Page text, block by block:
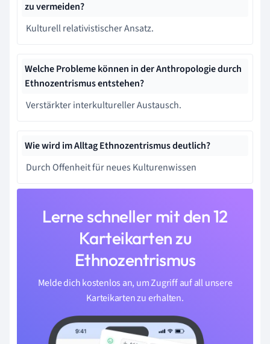
zu vermeiden?
Kulturell relativistischer Ansatz.
Welche Probleme können in der Anthropologie durch
Ethnozentrismus entstehen?
Verstärkter interkultureller Austausch.
Wie wird im Alltag Ethnozentrismus deutlich?
Durch Offenheit für neues Kulturenwissen
Lerne schneller mit den 12
Karteikarten zu
Ethnozentrismus
Melde dich kostenlos an, um Zugriff auf all unsere
Karteikarten zu erhalten.